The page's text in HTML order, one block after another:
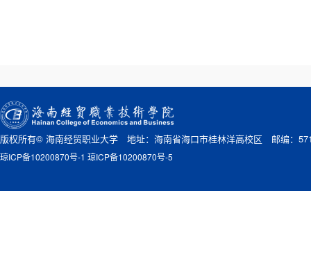
版权所有© 海南经贸职业大学 地址：海南省海口市桂林洋高校区 邮编：
琼ICP备10200870号-1 琼ICP备10200870号-5